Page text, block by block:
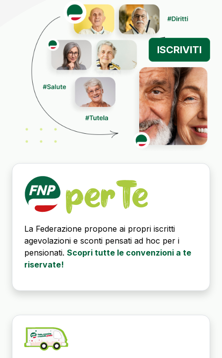
ISCRIVITI
La Federazione propone ai propri iscritti
agevolazioni e sconti pensati ad hoc per i
pensionati. Scopri tutte le convenzioni a te
riservate!